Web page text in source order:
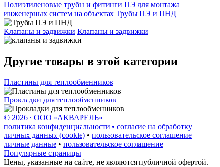
Полиэтиленовые трубы и фитинги ПЭ для монтажа
инженерных систем на объектах Трубы ПЭ и ПНД
Клапаны и задвижки Клапаны и задвижки
Другие товары в этой категории
Пластины для теплообменников
Прокладки для теплообменников
© 2026 · ООО «АКВАРЕЛЬ»
политика конфиденциальности • согласие на обработку
личных данных (cookie) • пользовательское соглашение
личные данные • пользовательское соглашение
Популярные страницы
Цены, указанные на сайте, не являются публичной офертой.